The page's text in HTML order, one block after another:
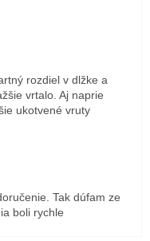
z 5 hviezdičiek.
rozdiel v dlžke a
vrtalo. Aj naprie
ukotvené vruty
z 5 hviezdičiek.
Tak dúfam ze
boli rychle